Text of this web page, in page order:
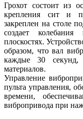
Грохот состоит из
крепления сит и
закреплен на столе
создает
плоскостях.
образом, что вал
каждые 30 секунд,
материалов.
Управление
пульта управления,
времени,
вибропривода при